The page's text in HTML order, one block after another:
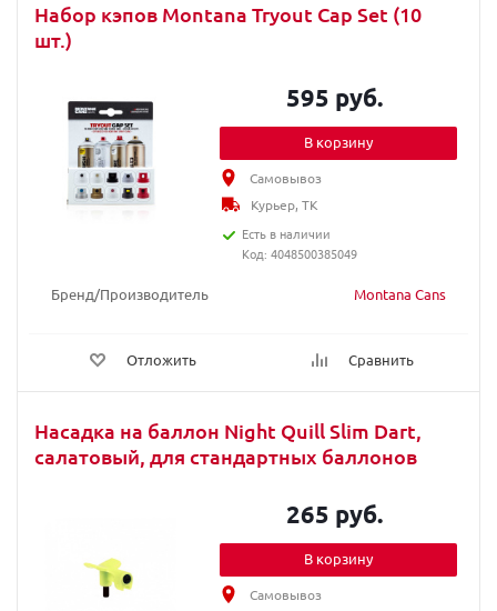
Набор кэпов Montana Tryout Cap Set (10
шт.)
Бренд/Производитель Montana Cans
Отложить Сравнить
595 руб.
В корзину
Самовывоз
Курьер, ТК
Есть в наличии
Код: 4048500385049
Насадка на баллон Night Quill Slim Dart,
салатовый, для стандартных баллонов
265 руб.
В корзину
Самовывоз